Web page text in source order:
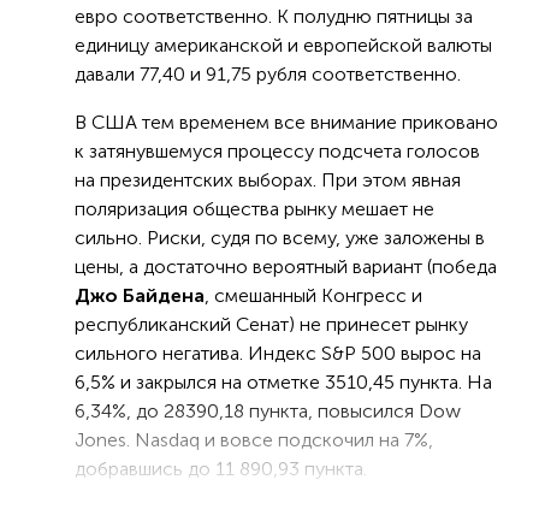
евро соответственно. К полудню пятницы за
единицу американской и европейской валюты
давали 77,40 и 91,75 рубля соответственно.
В США тем временем все внимание приковано
к затянувшемуся процессу подсчета голосов
на президентских выборах. При этом явная
поляризация общества рынку мешает не
сильно. Риски, судя по всему, уже заложены в
цены, а достаточно вероятный вариант (победа
Джо Байдена , смешанный Конгресс и
республиканский Сенат) не принесет рынку
сильного негатива. Индекс S&P 500 вырос на
6,5% и закрылся на отметке 3510,45 пункта. На
6,34%, до 28390,18 пункта, повысился Dow
Jones. Nasdaq и вовсе подскочил на 7%,
добравшись до 11 890,93 пункта.